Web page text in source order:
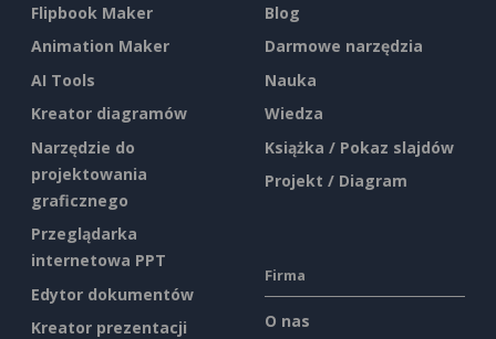
Flipbook Maker
Animation Maker
AI Tools
Kreator diagramów
Narzędzie do
projektowania
graficznego
Przeglądarka
internetowa PPT
Edytor dokumentów
Kreator prezentacji
Blog
Darmowe narzędzia
Nauka
Wiedza
Książka / Pokaz slajdów
Projekt / Diagram
Firma
O nas